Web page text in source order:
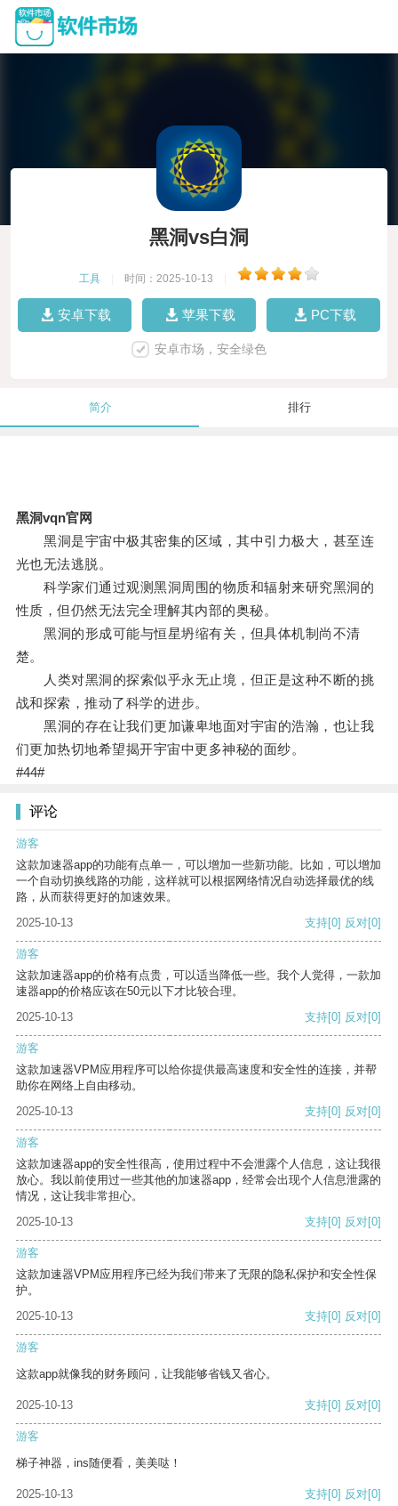
黑洞vs白洞
工具 时间：2025-10-13
安卓下载 苹果下载 PC下载
安卓市场，安全绿色
简介 排行
黑洞vqn官网
黑洞是宇宙中极其密集的区域，其中引力极大，甚至连
光也无法逃脱。
科学家们通过观测黑洞周围的物质和辐射来研究黑洞的
性质，但仍然无法完全理解其内部的奥秘。
黑洞的形成可能与恒星坍缩有关，但具体机制尚不清
楚。
人类对黑洞的探索似乎永无止境，但正是这种不断的挑
战和探索，推动了科学的进步。
黑洞的存在让我们更加谦卑地面对宇宙的浩瀚，也让我
们更加热切地希望揭开宇宙中更多神秘的面纱。
#44#
评论
游客
这款加速器app的功能有点单一，可以增加一些新功能。比如，可以增加
一个自动切换线路的功能，这样就可以根据网络情况自动选择最优的线
路，从而获得更好的加速效果。
2025-10-13
支持[0] 反对[0]
游客
这款加速器app的价格有点贵，可以适当降低一些。我个人觉得，一款加
速器app的价格应该在50元以下才比较合理。
2025-10-13
支持[0] 反对[0]
游客
这款加速器VPM应用程序可以给你提供最高速度和安全性的连接，并帮
助你在网络上自由移动。
2025-10-13
支持[0] 反对[0]
游客
这款加速器app的安全性很高，使用过程中不会泄露个人信息，这让我很
放心。我以前使用过一些其他的加速器app，经常会出现个人信息泄露的
情况，这让我非常担心。
2025-10-13
支持[0] 反对[0]
游客
这款加速器VPM应用程序已经为我们带来了无限的隐私保护和安全性保
护。
2025-10-13
支持[0] 反对[0]
游客
这款app就像我的财务顾问，让我能够省钱又省心。
2025-10-13 支持[0] 反对[0]
游客
梯子神器，ins随便看，美美哒！
2025-10-13 支持[0] 反对[0]